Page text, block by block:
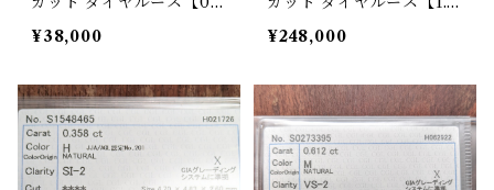
85ct】PRO209237
¥38,000
27ct】 PRO209235
¥248,000